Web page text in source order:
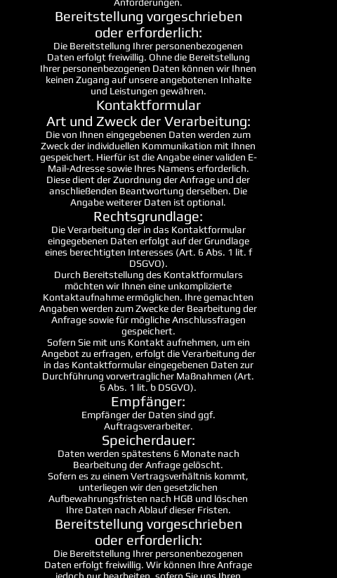
Bereitstellung vorgeschrieben
oder erforderlich:
Die Bereitstellung Ihrer personenbezogenen
Daten erfolgt freiwillig. Ohne die Bereitstellung
Ihrer personenbezogenen Daten können wir Ihnen
keinen Zugang auf unsere angebotenen Inhalte
und Leistungen gewähren.
Kontaktformular
Art und Zweck der Verarbeitung:
Die von Ihnen eingegebenen Daten werden zum
Zweck der individuellen Kommunikation mit Ihnen
gespeichert. Hierfür ist die Angabe einer validen E-
Mail-Adresse sowie Ihres Namens erforderlich.
Diese dient der Zuordnung der Anfrage und der
anschließenden Beantwortung derselben. Die
Angabe weiterer Daten ist optional.
Rechtsgrundlage:
Die Verarbeitung der in das Kontaktformular
eingegebenen Daten erfolgt auf der Grundlage
eines berechtigten Interesses (Art. 6 Abs. 1 lit. f
DSGVO).
Durch Bereitstellung des Kontaktformulars
möchten wir Ihnen eine unkomplizierte
Kontaktaufnahme ermöglichen. Ihre gemachten
Angaben werden zum Zwecke der Bearbeitung der
Anfrage sowie für mögliche Anschlussfragen
gespeichert.
Sofern Sie mit uns Kontakt aufnehmen, um ein
Angebot zu erfragen, erfolgt die Verarbeitung der
in das Kontaktformular eingegebenen Daten zur
Durchführung vorvertraglicher Maßnahmen (Art.
6 Abs. 1 lit. b DSGVO).
Empfänger:
Empfänger der Daten sind ggf.
Auftragsverarbeiter.
Speicherdauer:
Daten werden spätestens 6 Monate nach
Bearbeitung der Anfrage gelöscht.
Sofern es zu einem Vertragsverhältnis kommt,
unterliegen wir den gesetzlichen
Aufbewahrungsfristen nach HGB und löschen
Ihre Daten nach Ablauf dieser Fristen.
Bereitstellung vorgeschrieben
oder erforderlich:
Die Bereitstellung Ihrer personenbezogenen
Daten erfolgt freiwillig. Wir können Ihre Anfrage